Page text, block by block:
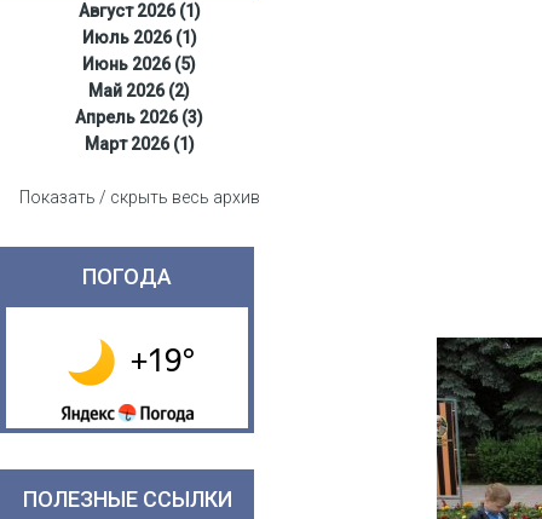
Август 2026 (1)
Июль 2026 (1)
Июнь 2026 (5)
Май 2026 (2)
Апрель 2026 (3)
Март 2026 (1)
Показать / скрыть весь архив
ПОГОДА
ПОЛЕЗНЫЕ ССЫЛКИ